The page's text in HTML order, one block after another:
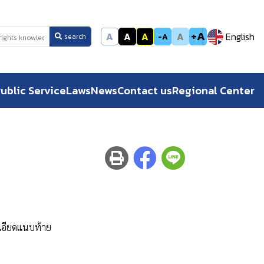
search A A A -A A +A English
ServiceLawsNewsContact usRegional Center
อียดแนบท้าย